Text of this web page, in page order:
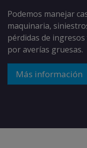
Podemos manejar
maquinaria,
pérdidas de
por averías gruesas.
Más información